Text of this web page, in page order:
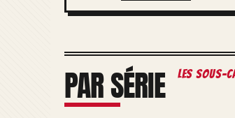
PAR SÉRIE les sous-